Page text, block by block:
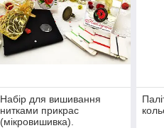
Набір для вишивання
нитками прикрас
(мікровишивка).